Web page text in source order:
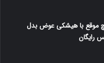
موقع با هیشکی عوض بدل
رایگان